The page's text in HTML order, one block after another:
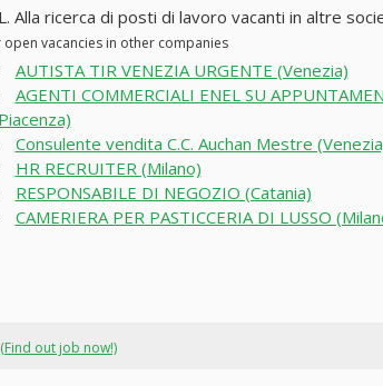
Alla ricerca di posti di lavoro vacanti in altre
open vacancies in other companies
AUTISTA TIR VENEZIA URGENTE (Venezia)
AGENTI COMMERCIALI ENEL SU
Consulente vendita C.C. Auchan Mestre
HR RECRUITER (Milano)
RESPONSABILE DI NEGOZIO (Catania)
CAMERIERA PER PASTICCERIA DI LUSSO
(Find out job now!)